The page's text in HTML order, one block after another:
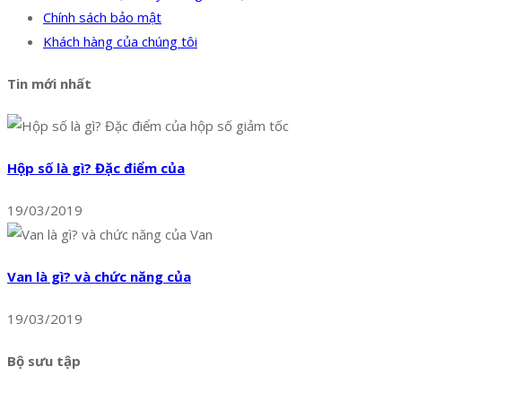
Chính sách bảo mật
Khách hàng của chúng tôi
Tin mới nhất
Hộp số là gì? Đặc điểm của
19/03/2019
Van là gì? và chức năng của
19/03/2019
Bộ sưu tập